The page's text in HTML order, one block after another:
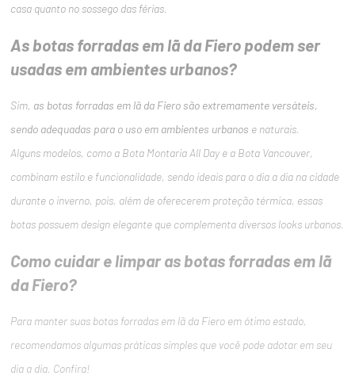
casa quanto no sossego das férias.
As botas forradas em lã da Fiero podem ser
usadas em ambientes urbanos?
Sim, as botas forradas em lã da Fiero são extremamente versáteis,
sendo adequadas para o uso em ambientes urbanos e naturais.
Alguns modelos, como a Bota Montaria All Day e a Bota Vancouver,
combinam estilo e funcionalidade, sendo ideais para o dia a dia na cidade
durante o inverno, pois, além de oferecerem proteção térmica, essas
botas possuem design elegante que complementa diversos looks urbanos.
Como cuidar e limpar as botas forradas em lã
da Fiero?
Para manter suas botas forradas em lã da Fiero em ótimo estado,
recomendamos algumas práticas simples que você pode adotar em seu
dia a dia. Confira!